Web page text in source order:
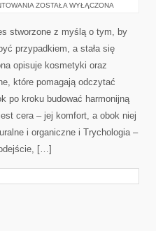
BŁĘDY
JAK
UNIKAĆ
ZOSTAŁA WYŁĄCZONA
stworzone z myślą o tym, by
przypadkiem, a stała się
opisuje kosmetyki oraz
które pomagają odczytać
po kroku budować harmonijną
cera – jej komfort, a obok niej
i organiczne i Trychologia –
[…]